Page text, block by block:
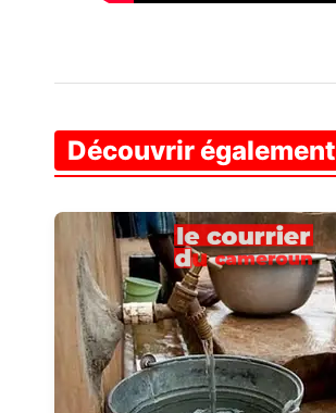
Découvrir également